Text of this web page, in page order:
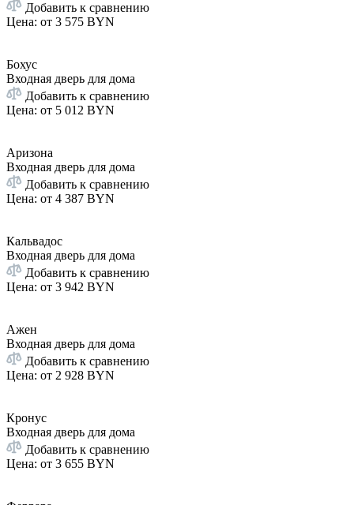
Добавить к сравнению
Цена: от 3 575 BYN
Бохус
Входная дверь для дома
Добавить к сравнению
Цена: от 5 012 BYN
Аризона
Входная дверь для дома
Добавить к сравнению
Цена: от 4 387 BYN
Кальвадос
Входная дверь для дома
Добавить к сравнению
Цена: от 3 942 BYN
Ажен
Входная дверь для дома
Добавить к сравнению
Цена: от 2 928 BYN
Кронус
Входная дверь для дома
Добавить к сравнению
Цена: от 3 655 BYN